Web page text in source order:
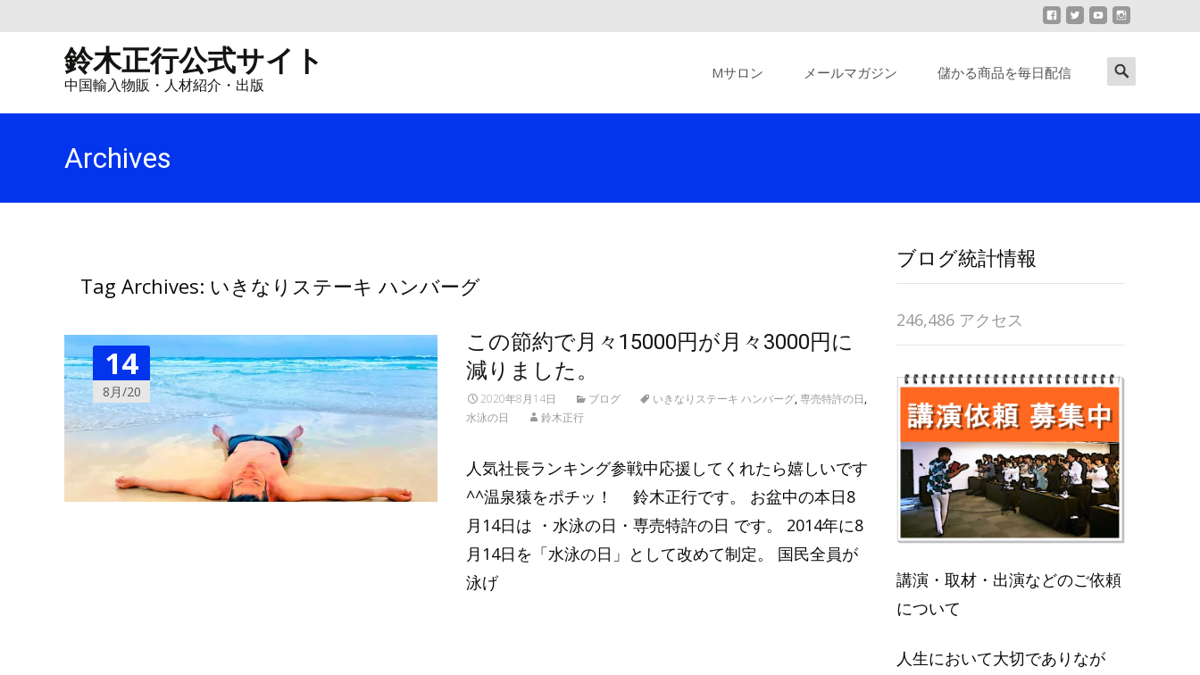
鈴木正行公式サイト
中国輸入物販・人材紹介・出版
Mサロン メールマガジン 儲かる商品を毎日配信
Search
Archives
Tag Archives: いきなりステーキ ハンバーグ
14
8月/20
この節約で月々15000円が月々3000円に
減りました。
2020年8月14日 ブログ いきなりステーキ ハンバーグ,専売特許の日,
水泳の日
鈴木正行
人気社長ランキング参戦中応援してくれたら嬉しいです
^^温泉猿をポチッ！ 鈴木正行です。 お盆中の本日8
月14日は ・水泳の日・専売特許の日 です。 2014年に8
月14日を「水泳の日」として改めて制定。 国民全員が
泳げ
ブログ統計情報
246,486 アクセス
講演・取材・出演などのご依頼
について
人生において大切でありなが